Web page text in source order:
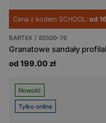
Cena z kodem SCHOOL: od
BARTEK / 85500-76
od 199.00 zł
Nowość
Tylko online